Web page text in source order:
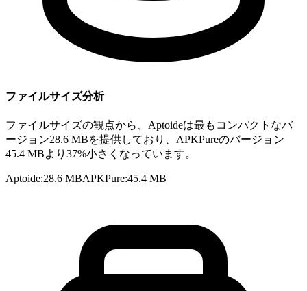
ファイルサイズ分析
ファイルサイズの観点から、Aptoideは最もコンパクトなバ
ージョン28.6 MBを提供しており、APKPureのバージョン
45.4 MBより37%小さくなっています。
Aptoide:28.6 MBAPKPure:45.4 MB